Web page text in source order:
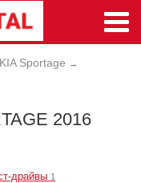
KIA Sportage →
2016
драйвы 1